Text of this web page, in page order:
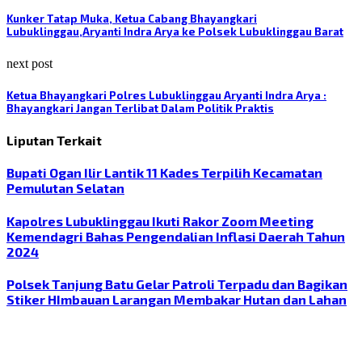
Kunker Tatap Muka, Ketua Cabang Bhayangkari
Lubuklinggau,Aryanti Indra Arya ke Polsek Lubuklinggau Barat
next post
Ketua Bhayangkari Polres Lubuklinggau Aryanti Indra Arya :
Bhayangkari Jangan Terlibat Dalam Politik Praktis
Liputan Terkait
Bupati Ogan Ilir Lantik 11 Kades Terpilih Kecamatan
Pemulutan Selatan
Kapolres Lubuklinggau Ikuti Rakor Zoom Meeting
Kemendagri Bahas Pengendalian Inflasi Daerah Tahun
2024
Polsek Tanjung Batu Gelar Patroli Terpadu dan Bagikan
Stiker HImbauan Larangan Membakar Hutan dan Lahan